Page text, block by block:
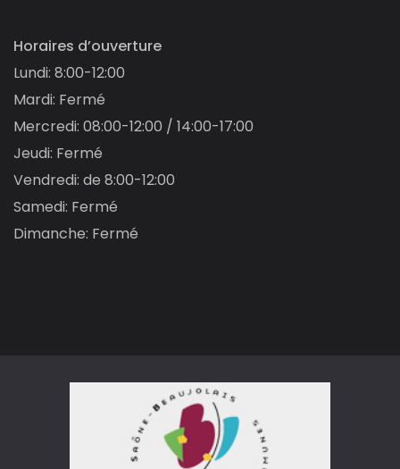
Horaires d’ouverture
Lundi: 8:00-12:00
Mardi: Fermé
Mercredi: 08:00-12:00 / 14:00-17:00
Jeudi: Fermé
Vendredi: de 8:00-12:00
Samedi: Fermé
Dimanche: Fermé